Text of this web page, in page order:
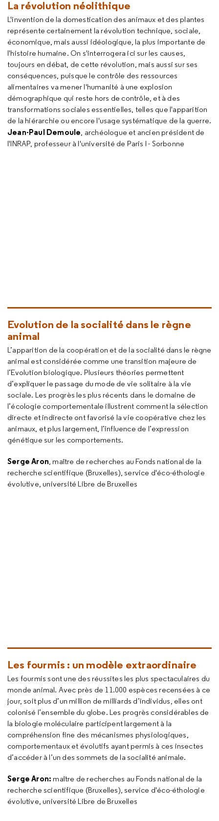
La révolution néolithique
L'invention de la domestication des animaux et des plantes
représente certainement la révolution technique, sociale,
économique, mais aussi idéologique, la plus importante de
l'histoire humaine. On s'interrogera ici sur les causes,
toujours en débat, de cette révolution, mais aussi sur ses
conséquences, puisque le contrôle des ressources
alimentaires va mener l'humanité à une explosion
démographique qui reste hors de contrôle, et à des
transformations sociales essentielles, telles que l'apparition
de la hiérarchie ou encore l'usage systématique de la guerre.
Jean-Paul Demoule, archéologue et ancien président de
l'INRAP, professeur à l'université de Paris I - Sorbonne
Evolution de la socialité dans le règne
animal
L’apparition de la coopération et de la socialité dans le règne
animal est considérée comme une transition majeure de
l’Evolution biologique. Plusieurs théories permettent
d’expliquer le passage du mode de vie solitaire à la vie
sociale. Les progrès les plus récents dans le domaine de
l’écologie comportementale illustrent comment la sélection
directe et indirecte ont favorisé la vie coopérative chez les
animaux, et plus largement, l’influence de l’expression
génétique sur les comportements.
Serge Aron, maître de recherches au Fonds national de la
recherche scientifique (Bruxelles), service d'éco-éthologie
évolutive, université Libre de Bruxelles
Les fourmis : un modèle extraordinaire
Les fourmis sont une des réussites les plus spectaculaires du
monde animal. Avec près de 11.000 espèces recensées à ce
jour, soit plus d’un million de milliards d’individus, elles ont
colonisé l’ensemble du globe. Les progrès considérables de
la biologie moléculaire participent largement à la
compréhension fine des mécanismes physiologiques,
comportementaux et évolutifs ayant permis à ces insectes
d’accéder à l’un des sommets de la socialité animale.
Serge Aron: maître de recherches au Fonds national de la
recherche scientifique (Bruxelles), service d'éco-éthologie
évolutive, université Libre de Bruxelles